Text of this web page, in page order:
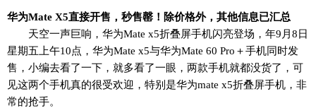
华为Mate X5直接开售，秒售罄！除价格外，其他信息已汇总
天空一声巨响，华为Mate x5折叠屏手机闪亮登场，年9月8日
星期五上午10点，华为Mate x5与华为Mate 60 Pro＋手机同时发
售，小编去看了一下，就多看了一眼，两款手机就都没货了，可
见这两个手机真的很受欢迎，特别是华为mate x5折叠屏手机，非
常的抢手。